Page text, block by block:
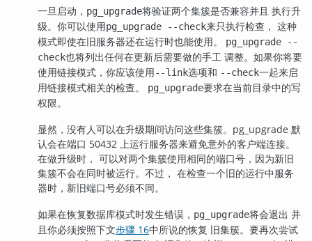
一旦启动， pg_upgrade将验证两个集簇是否兼容并且 执行升
级。你可以使用pg_upgrade --check来只执行检查， 这种
模式即使在旧服务器还在运行时也能使用。
pg_upgrade --
check也将列出任何在更新后需要做的手工 调整。如果你将要
使用链接模式，你应该使用--link选项和 --check一起来启
用链接模式相关的检查。
pg_upgrade要求在当前目录中的写
权限。
显然，没有人可以在升级期间访问这些集簇。 pg_upgrade 默
认会在端口 50432 上运行服务器来避免意外的客户端连接。
在做升级时， 可以对两个集簇使用相同的端口号，因为新旧
集簇不会在同时被运行。不过， 在检查一个旧的运行中服务
器时，新旧端口号必须不同。
如果在恢复数据库模式时发生错误， pg_upgrade将会退出 并
且你必须按照下文步骤 16中所说的恢复 旧集簇。要再次尝试